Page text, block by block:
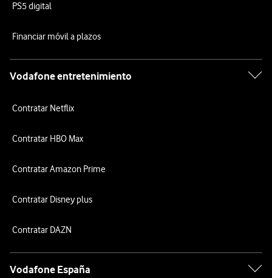
PS5 digital
Financiar móvil a plazos
Vodafone entretenimiento
Contratar Netflix
Contratar HBO Max
Contratar Amazon Prime
Contratar Disney plus
Contratar DAZN
Vodafone España